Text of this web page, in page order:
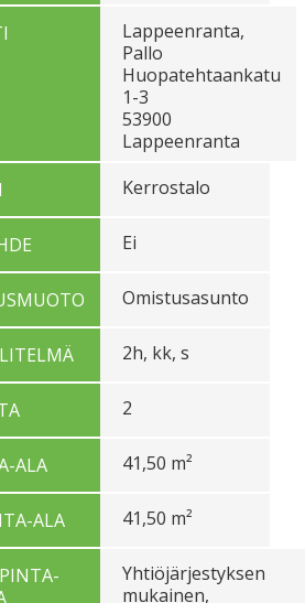
Lappeenranta,
Pallo
Huopatehtaankatu
1-3
53900
Lappeenranta
Kerrostalo
Ei
Omistusasunto
2h, kk, s
2
ALA 41,50 m²
ALA 41,50 m²
Yhtiöjärjestyksen
mukainen,